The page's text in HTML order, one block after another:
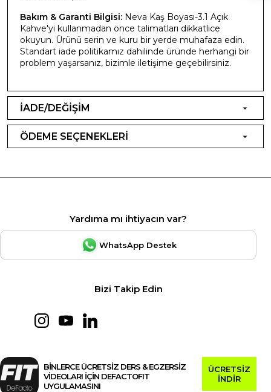
Bakım & Garanti Bilgisi: Neva Kaş Boyası-3.1 Açık
Kahve'yi kullanmadan önce talimatları dikkatlice
okuyun. Ürünü serin ve kuru bir yerde muhafaza edin.
Standart iade politikamız dahilinde üründe herhangi bir
problem yaşarsanız, bizimle iletişime geçebilirsiniz.
İADE/DEĞİŞİM
ÖDEME SEÇENEKLERİ
Yardıma mı ihtiyacın var?
WhatsApp Destek
Bizi Takip Edin
BİNLERCE ÜCRETSİZ DERS & EGZERSİZ
VİDEOLARI İÇİN DEFACTOFIT
UYGULAMASINI
ÜCRETSİZ
İNDİR